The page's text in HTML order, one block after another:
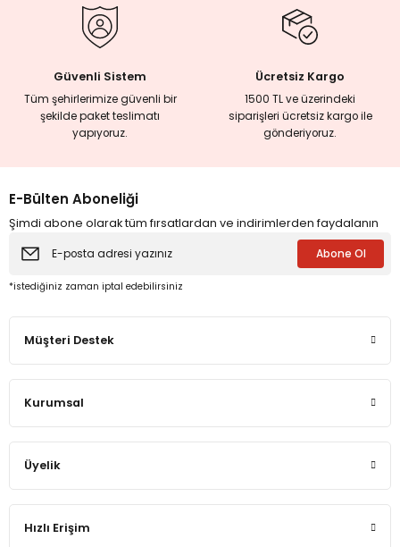
Güvenli Sistem
Tüm şehirlerimize güvenli bir
şekilde paket teslimatı
yapıyoruz.
Ücretsiz Kargo
1500 TL ve üzerindeki
siparişleri ücretsiz kargo ile
gönderiyoruz.
E-Bülten Aboneliği
Şimdi abone olarak tüm fırsatlardan ve indirimlerden faydalanın
Abone Ol
*istediğiniz zaman iptal edebilirsiniz
Müşteri Destek
Kurumsal
Üyelik
Hızlı Erişim